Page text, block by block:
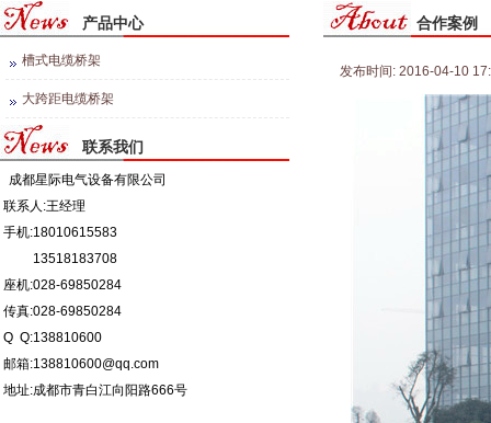
产品中心
槽式电缆桥架
大跨距电缆桥架
联系我们
成都星际电气设备有限公司
联系人:王经理
手机:18010615583
13518183708
座机:028-69850284
传真:028-69850284
Q Q:138810600
邮箱:138810600@qq.com
地址:成都市青白江向阳路666号
合作案例
发布时间: 2016-04-10